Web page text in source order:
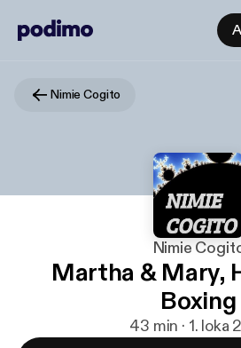
Nimie Cogito
Nimie
Martha & Mary,
Boxing
43 min · 1. loka